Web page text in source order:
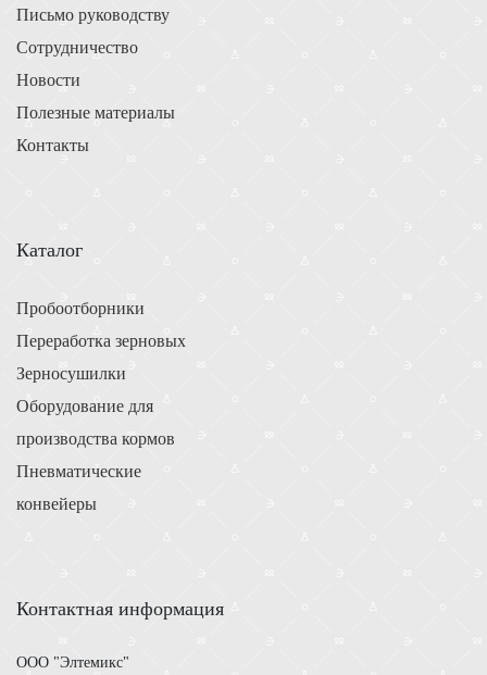
Письмо руководству
Сотрудничество
Новости
Полезные материалы
Контакты
Каталог
Пробоотборники
Переработка зерновых
Зерносушилки
Оборудование для
производства кормов
Пневматические
конвейеры
Контактная информация
ООО "Элтемикс"